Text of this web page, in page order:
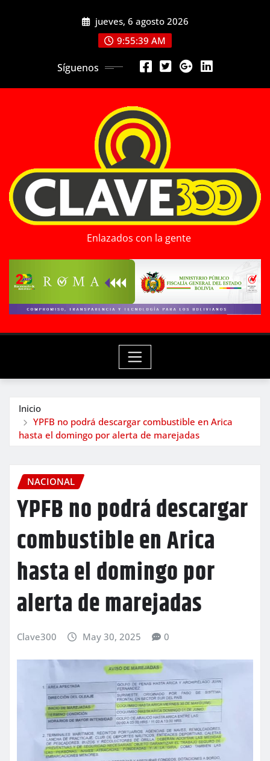
jueves, 6 agosto 2026
9:55:40 AM
Síguenos
Enlazados con la gente
Inicio
YPFB no podrá descargar combustible en Arica
hasta el domingo por alerta de marejadas
NACIONAL
YPFB no podrá descargar
combustible en Arica
hasta el domingo por
alerta de marejadas
Clave300 May 30, 2025 0